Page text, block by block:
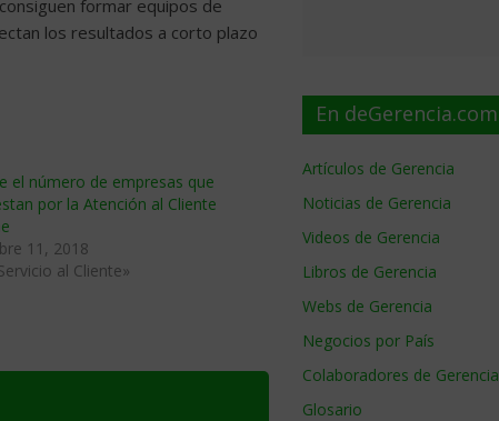
formar equipos de
los resultados a corto plazo
el número de empresas que
por la Atención al Cliente
11, 2018
al Cliente»
En deGerencia.com
Artículos de Gerencia
Noticias de Gerencia
Videos de Gerencia
Libros de Gerencia
Webs de Gerencia
Negocios por País
Colaboradores de Gerencia
Glosario